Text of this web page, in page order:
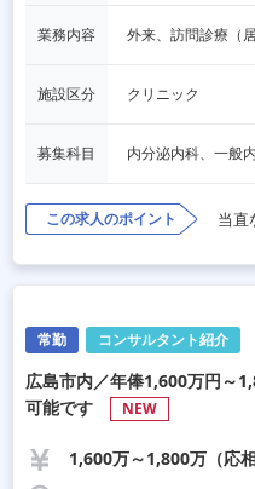
業務内容 外来、訪問診療（
施設区分 クリニック
募集科目
この求人のポイント 当直
常勤 コンサルタント紹介
広島市内／年俸1,600万円～
可能です
NEW
1,600万～1,800万（応相